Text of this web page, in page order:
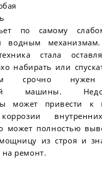
по самому
водным механизмам.
стала
набирать или
срочно нужен
машины.
может привести к
может полностью
из строя и
ремонт.